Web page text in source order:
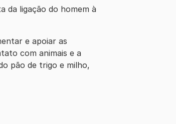
da ligação do homem à
e apoiar as
com animais e a
pão de trigo e milho,